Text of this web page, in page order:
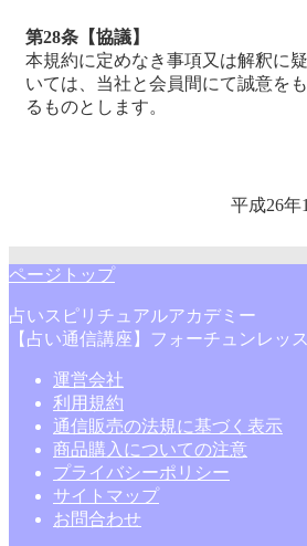
第28条【協議】
本規約に定めなき事項又は解釈に
いては、当社と会員間にて誠意を
るものとします。
平成26
ページトップ
占いスピリチュアルアカデミー
【占い通信講座】フォーチュンレッ
運営会社
利用規約
通信販売の法規に基づく表示
商品購入についての注意
プライバシーポリシー
サイトマップ
お問合わせ